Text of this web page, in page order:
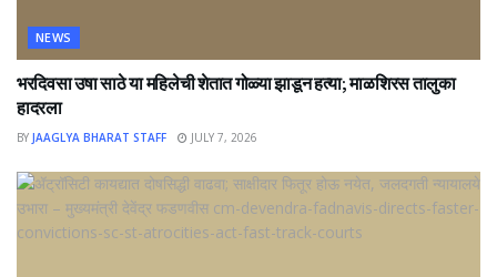
NEWS
भरदिवसा उषा साठे या महिलेची शेतात गोळ्या झाडून हत्या; माळशिरस तालुका
हादरला
BY JAAGLYA BHARAT STAFF JULY 7, 2026